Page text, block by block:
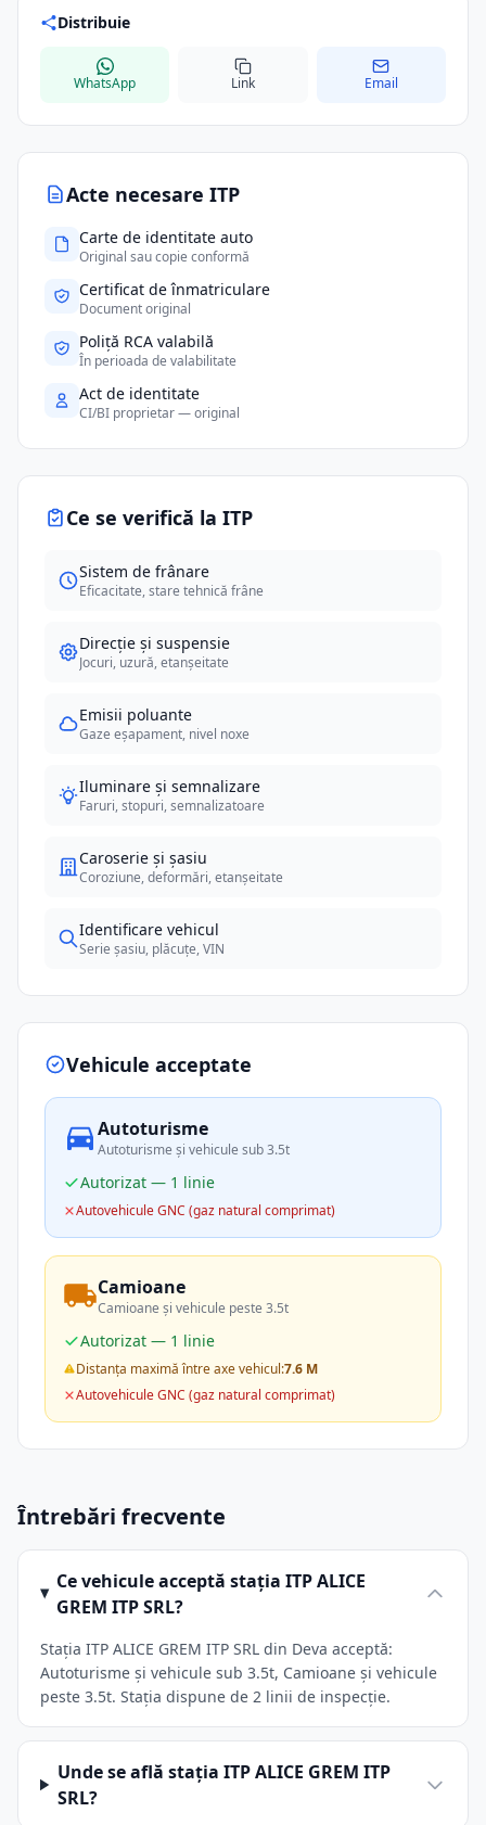
Acte necesare ITP
Carte de identitate auto
Original sau copie conformă
Certificat de înmatriculare
Document original
Poliță RCA valabilă
În perioada de valabilitate
Act de identitate
CI/BI proprietar — original
Ce se verifică la ITP
Sistem de frânare
Eficacitate, stare tehnică frâne
Direcție și suspensie
Jocuri, uzură, etanșeitate
Emisii poluante
Gaze eșapament, nivel noxe
Iluminare și semnalizare
Faruri, stopuri, semnalizatoare
Caroserie și șasiu
Coroziune, deformări, etanșeitate
Identificare vehicul
Serie șasiu, plăcuțe, VIN
Vehicule acceptate
Autoturisme
Autoturisme și vehicule sub 3.5t
Autorizat — 1 linie
Autovehicule GNC (gaz natural comprimat)
Camioane
Camioane și vehicule peste 3.5t
Autorizat — 1 linie
Distanța maximă între axe vehicul:7.6 M
Autovehicule GNC (gaz natural comprimat)
Distribuie
WhatsApp Link Email
Întrebări frecvente
Ce vehicule acceptă stația ITP ALICE
GREM ITP SRL?
Stația ITP ALICE GREM ITP SRL din Deva acceptă:
Autoturisme și vehicule sub 3.5t, Camioane și vehicule
peste 3.5t. Stația dispune de 2 linii de inspecție.
Unde se află stația ITP ALICE GREM ITP
SRL?